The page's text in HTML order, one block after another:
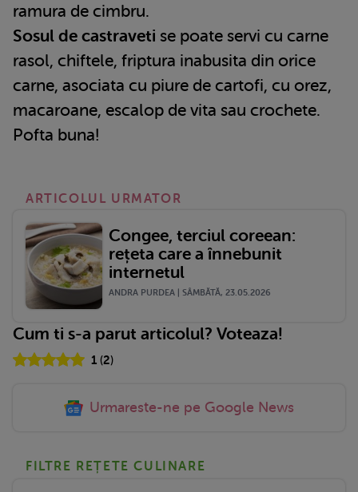
ramura de cimbru.
Sosul de castraveti se poate servi cu carne
rasol, chiftele, friptura inabusita din orice
carne, asociata cu piure de cartofi, cu orez,
macaroane, escalop de vita sau crochete.
Pofta buna!
ARTICOLUL URMATOR
Congee, terciul coreean:
rețeta care a înnebunit
internetul
ANDRA PURDEA | SÂMBĂTĂ, 23.05.2026
Cum ti s-a parut articolul? Voteaza!
1(2)
Urmareste-ne pe Google News
FILTRE REȚETE CULINARE